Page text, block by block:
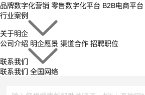
品牌数字化营销 零售数字化平台 B2B电商平台
行业案例
关于明企
公司介绍 明企愿景 渠道合作 招聘职位
联系我们
联系我们 全国网络